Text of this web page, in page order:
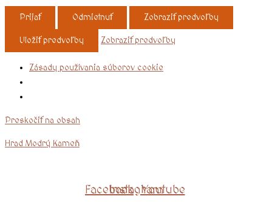
Prijať Odmietnuť Zobraziť predvoľby
Uložiť predvoľby Zobraziť predvoľby
Zásady používania súborov cookie
Preskočiť na obsah
Hrad Modrý Kameň
FacebookInstagramYoutube